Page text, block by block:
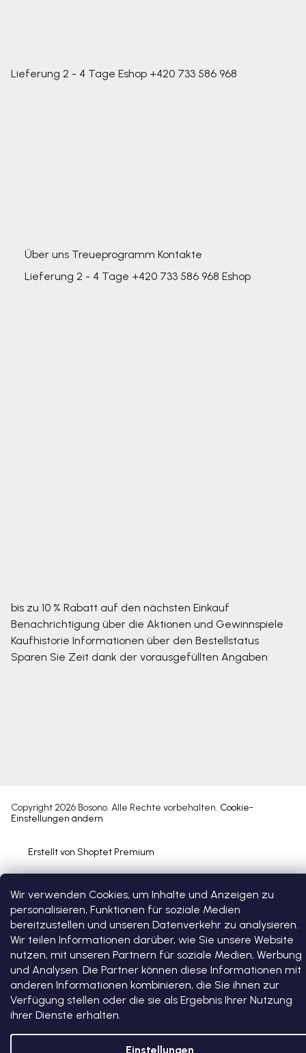
Wir verwenden Cookies, um Inhalte und Anzeigen zu
personalisieren, Funktionen für soziale Medien
bereitzustellen und unseren Datenverkehr zu analysieren.
Wir teilen Informationen darüber, wie Sie unsere Website
nutzen, mit unseren Partnern für soziale Medien, Werbung
und Analysen. Die Partner können diese Informationen mit
anderen Informationen kombinieren, die Sie ihnen zur
Verfügung stellen oder die sie als Ergebnis Ihrer Nutzung
ihrer Dienste erhalten.
Einstellungen
Lieferung 2 - 4 Tage Eshop +420 733 586 968
Über uns Treueprogramm Kontakte
Lieferung 2 - 4 Tage +420 733 586 968 Eshop
bis zu 10 % Rabatt auf den nächsten Einkauf
Benachrichtigung über die Aktionen und Gewinnspiele
Kaufhistorie Informationen über den Bestellstatus
Sparen Sie Zeit dank der vorausgefüllten Angaben
Erstellt von Shoptet Premium
Copyright 2026 Bosono. Alle Rechte vorbehalten. Cookie-
Einstellungen ändern